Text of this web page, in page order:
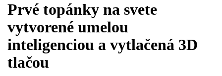
Prvé topánky na svete
vytvorené umelou
inteligenciou a vytlačená 3D
tlačou